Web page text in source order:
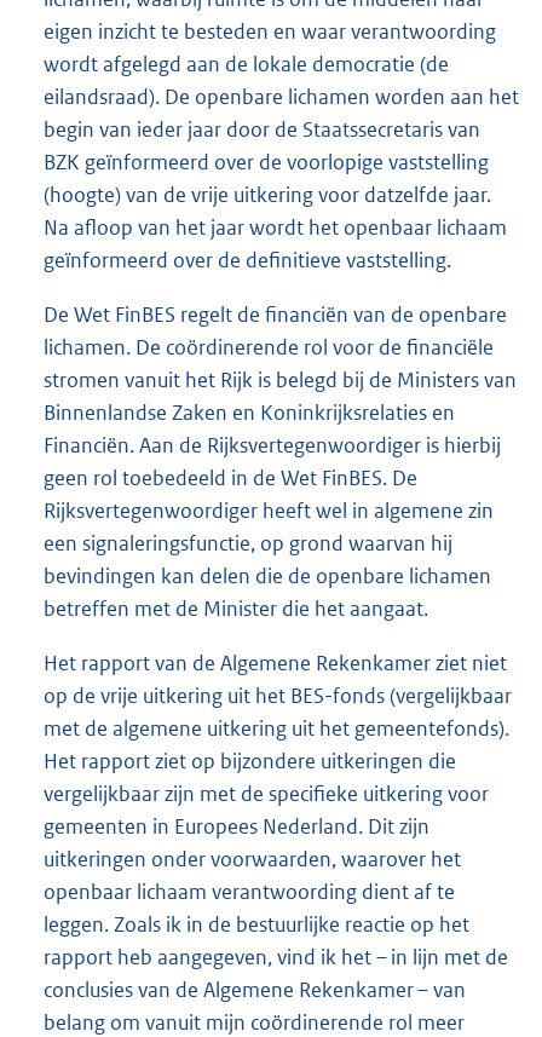
eigen inzicht te besteden en waar verantwoording
wordt afgelegd aan de lokale democratie (de
eilandsraad). De openbare lichamen worden aan het
begin van ieder jaar door de Staatssecretaris van
BZK geïnformeerd over de voorlopige vaststelling
(hoogte) van de vrije uitkering voor datzelfde jaar.
Na afloop van het jaar wordt het openbaar lichaam
geïnformeerd over de definitieve vaststelling.
De Wet FinBES regelt de financiën van de openbare
lichamen. De coördinerende rol voor de financiële
stromen vanuit het Rijk is belegd bij de Ministers van
Binnenlandse Zaken en Koninkrijksrelaties en
Financiën. Aan de Rijksvertegenwoordiger is hierbij
geen rol toebedeeld in de Wet FinBES. De
Rijksvertegenwoordiger heeft wel in algemene zin
een signaleringsfunctie, op grond waarvan hij
bevindingen kan delen die de openbare lichamen
betreffen met de Minister die het aangaat.
Het rapport van de Algemene Rekenkamer ziet niet
op de vrije uitkering uit het BES-fonds (vergelijkbaar
met de algemene uitkering uit het gemeentefonds).
Het rapport ziet op bijzondere uitkeringen die
vergelijkbaar zijn met de specifieke uitkering voor
gemeenten in Europees Nederland. Dit zijn
uitkeringen onder voorwaarden, waarover het
openbaar lichaam verantwoording dient af te
leggen. Zoals ik in de bestuurlijke reactie op het
rapport heb aangegeven, vind ik het – in lijn met de
conclusies van de Algemene Rekenkamer – van
belang om vanuit mijn coördinerende rol meer